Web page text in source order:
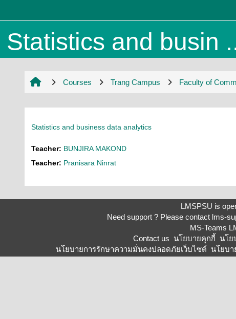
Statistics and busin
Courses Trang Campus Faculty of
Statistics and business data analytics
Teacher: BUNJIRA MAKOND
Teacher: Pranisara Ninrat
LMSPSU is
Need support ? Please contact lms-
MS-Teams
Contact us นโยบายคุกกี้ นโย
นโยบายการรักษาความมั่นคงปลอดภัยเว็บไซต์ นโยบา